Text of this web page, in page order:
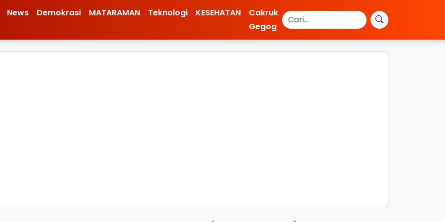
News Demokrasi MATARAMAN Teknologi KESEHATAN
Cakruk
Gegog